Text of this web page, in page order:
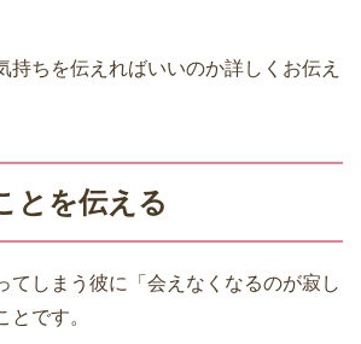
持ちを伝えればいいのか詳しくお伝え
とを伝える
てしまう彼に「会えなくなるのが寂し
とです。